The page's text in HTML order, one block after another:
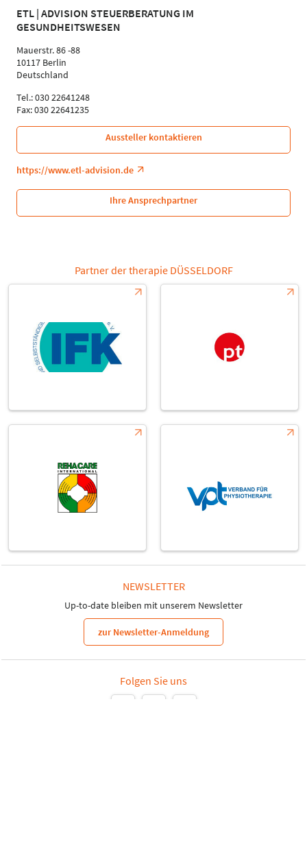
ETL | ADVISION STEUERBERATUNG IM
GESUNDHEITSWESEN
Mauerstr. 86 -88
10117 Berlin
Deutschland
Tel.: 030 22641248
Fax: 030 22641235
Aussteller kontaktieren
https://www.etl-advision.de
Ihre Ansprechpartner
Partner der therapie DÜSSELDORF
NEWSLETTER
Up-to-date bleiben mit unserem Newsletter
zur Newsletter-Anmeldung
Folgen Sie uns